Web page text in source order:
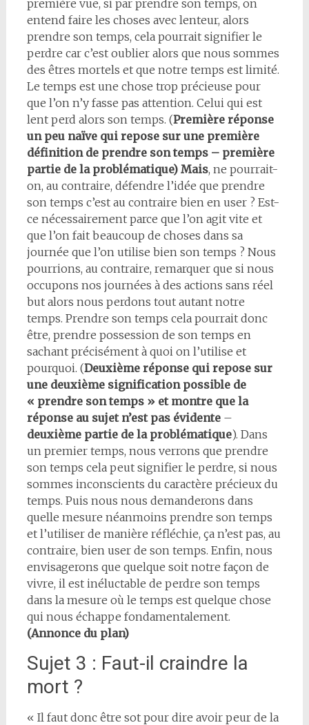
première vue, si par prendre son temps, on
entend faire les choses avec lenteur, alors
prendre son temps, cela pourrait signifier le
perdre car c’est oublier alors que nous sommes
des êtres mortels et que notre temps est limité.
Le temps est une chose trop précieuse pour
que l’on n’y fasse pas attention. Celui qui est
lent perd alors son temps. (Première réponse
un peu naïve qui repose sur une première
définition de prendre son temps – première
partie de la problématique) Mais, ne pourrait-
on, au contraire, défendre l’idée que prendre
son temps c’est au contraire bien en user ? Est-
ce nécessairement parce que l’on agit vite et
que l’on fait beaucoup de choses dans sa
journée que l’on utilise bien son temps ? Nous
pourrions, au contraire, remarquer que si nous
occupons nos journées à des actions sans réel
but alors nous perdons tout autant notre
temps. Prendre son temps cela pourrait donc
être, prendre possession de son temps en
sachant précisément à quoi on l’utilise et
pourquoi. (Deuxième réponse qui repose sur
une deuxième signification possible de
« prendre son temps » et montre que la
réponse au sujet n’est pas évidente–
deuxième partie de la problématique). Dans
un premier temps, nous verrons que prendre
son temps cela peut signifier le perdre, si nous
sommes inconscients du caractère précieux du
temps. Puis nous nous demanderons dans
quelle mesure néanmoins prendre son temps
et l’utiliser de manière réfléchie, ça n’est pas, au
contraire, bien user de son temps. Enfin, nous
envisagerons que quelque soit notre façon de
vivre, il est inéluctable de perdre son temps
dans la mesure où le temps est quelque chose
qui nous échappe fondamentalement.
(Annonce du plan)
Sujet 3 : Faut-il craindre la
mort ?
« Il faut donc être sot pour dire avoir peur de la